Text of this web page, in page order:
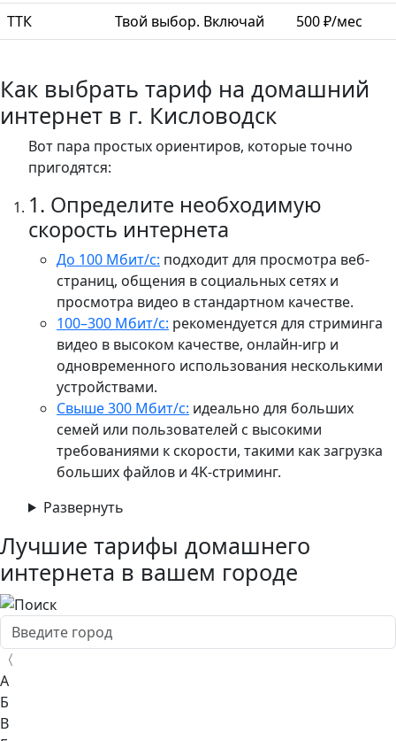
ТТК
Твой выбор. Включай 500 ₽/мес
Как выбрать тариф на домашний
интернет в г. Кисловодск
Вот пара простых ориентиров, которые точно
пригодятся:
1. Определите необходимую
скорость интернета
До 100 Мбит/с: подходит для просмотра веб-
страниц, общения в социальных сетях и
просмотра видео в стандартном качестве.
100–300 Мбит/с: рекомендуется для стриминга
видео в высоком качестве, онлайн-игр и
одновременного использования несколькими
устройствами.​
Свыше 300 Мбит/с: идеально для больших
семей или пользователей с высокими
требованиями к скорости, такими как загрузка
больших файлов и 4K-стриминг.​
Развернуть
Лучшие тарифы домашнего
интернета в вашем городе
〈
А
Б
В